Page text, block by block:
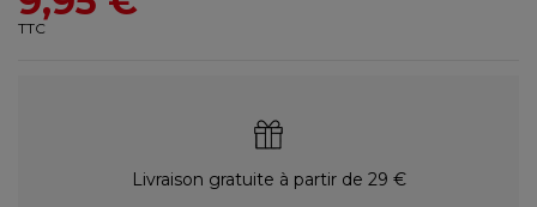
TTC
Livraison gratuite à partir de 29 €